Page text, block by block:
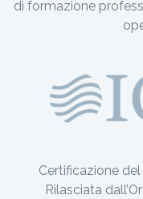
di formazione
Certificazione
Rilasciata